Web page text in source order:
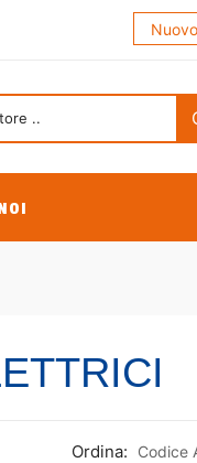
Ordina: